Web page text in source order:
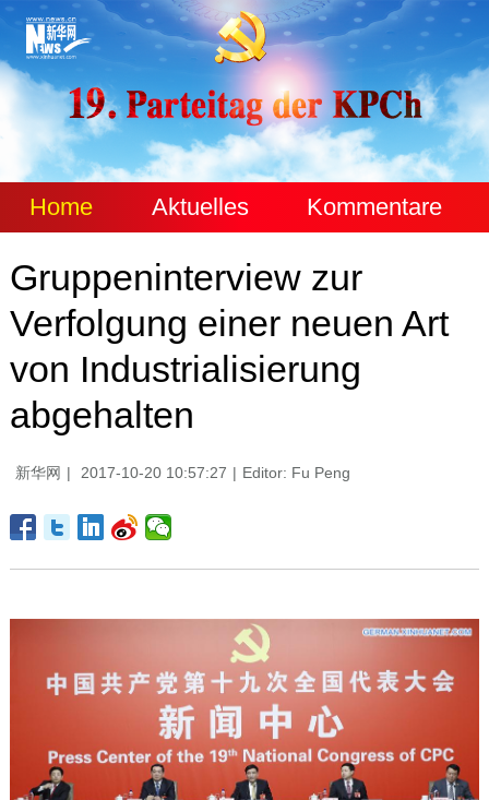
Home Aktuelles Kommentare
Gruppeninterview zur
Verfolgung einer neuen Art
von Industrialisierung
abgehalten
新华网 | 2017-10-20 10:57:27 | Editor: Fu Peng